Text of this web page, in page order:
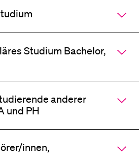
Studium Bachelor,
anderer
und PH
innen,